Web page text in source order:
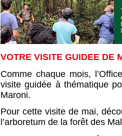
VOTRE VISITE GUIDEE DE
Comme chaque mois,
visite guidée à thématique
Maroni.
Pour cette visite de mai,
l’arboretum de la forêt des